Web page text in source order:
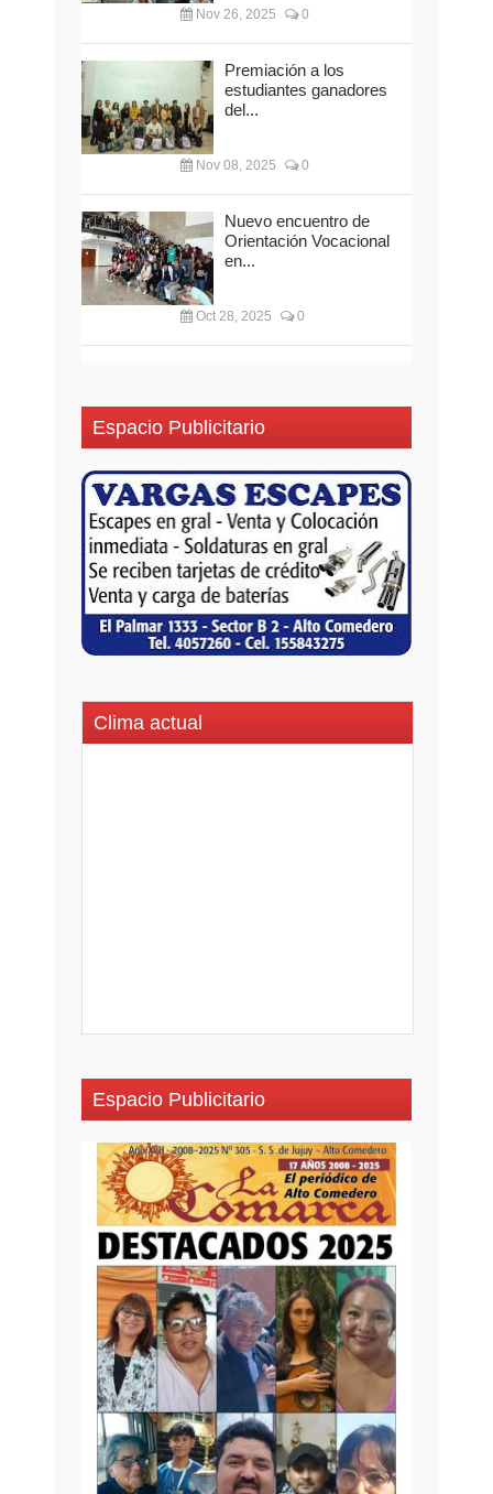
Nov 26, 2025 0
Premiación a los
estudiantes ganadores
del...
Nov 08, 2025 0
Nuevo encuentro de
Orientación Vocacional
en...
Oct 28, 2025 0
Espacio Publicitario
Clima actual
Espacio Publicitario